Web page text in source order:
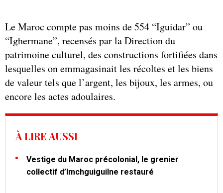
Le Maroc compte pas moins de 554 “Iguidar” ou
“Ighermane”, recensés par la Direction du
patrimoine culturel, des constructions fortifiées dans
lesquelles on emmagasinait les récoltes et les biens
de valeur tels que l’argent, les bijoux, les armes, ou
encore les actes adoulaires.
À LIRE AUSSI
Vestige du Maroc précolonial, le grenier
collectif d’Imchguiguilne restauré